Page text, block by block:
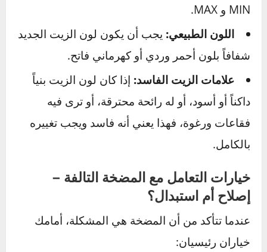
زيت الباور – الدم الذي يجري في عروق
نظام التوجيه
فهم حالةزيت الدركسون هو مفتاح التشخيص.
كيفية الفحص:أوقف السيارة على أرض
مستوية. افتح غطاء المحرك وابحث عن خزان زيت
الباور (غالباً ما يكون عليه رمز مقود أو كتابة). افتح
اللون الطبيعي: